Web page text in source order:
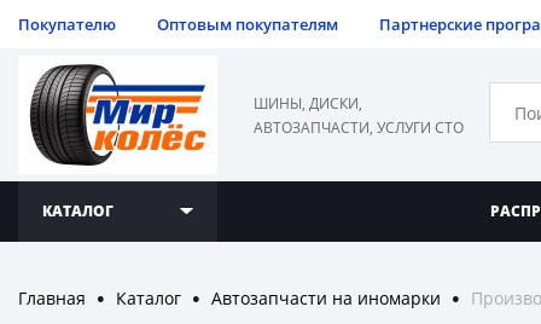
Покупателю Оптовым покупателям Партнерские
ШИНЫ, ДИСКИ,
АВТОЗАПЧАСТИ, УСЛУГИ СТО
КАТАЛОГ
Главная ● Каталог ● Автозапчасти на иномарки ●